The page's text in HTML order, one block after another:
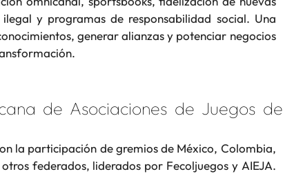
y programas de responsabilidad social. Una
generar alianzas y potenciar negocios
de Asociaciones de Juegos de
la participación de gremios de México, Colombia,
federados, liderados por Fecoljuegos y AIEJA.